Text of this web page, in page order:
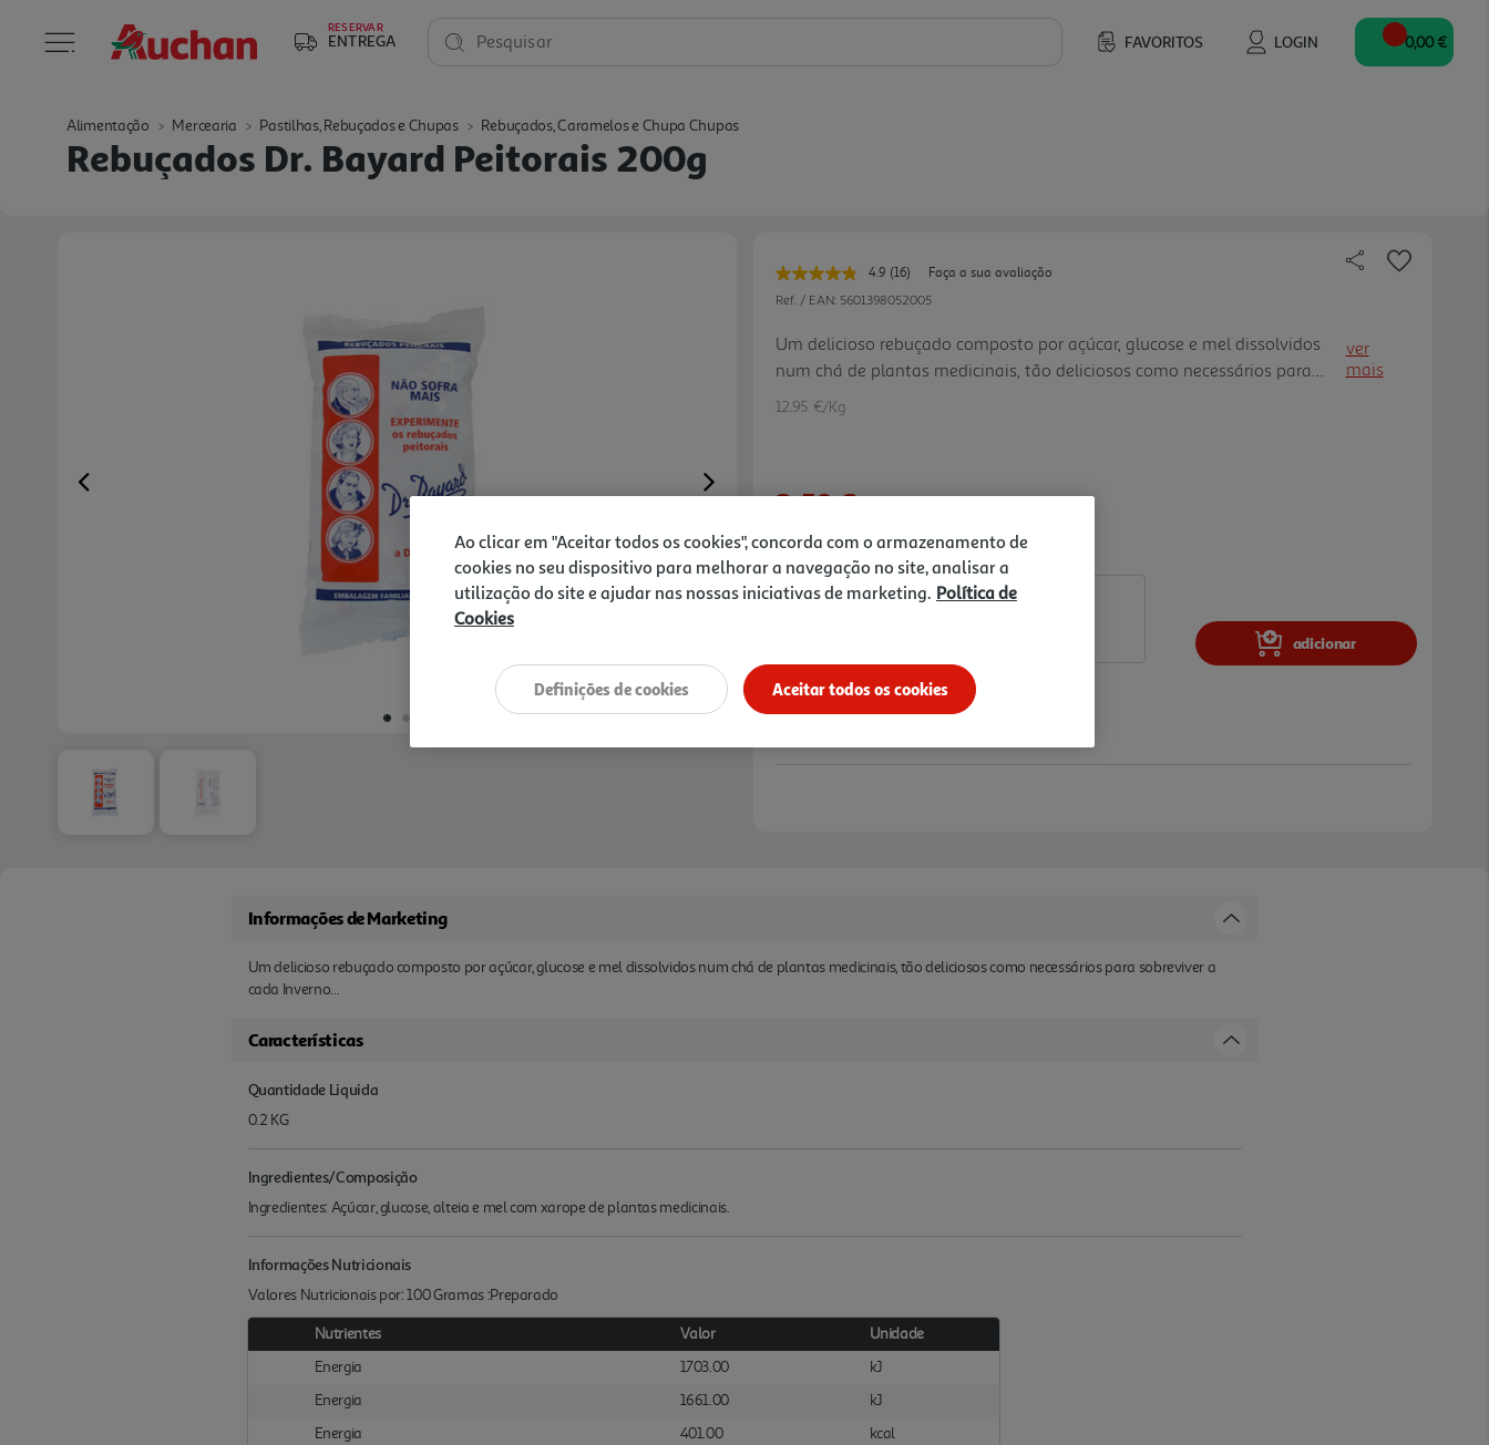
RESERVAR
ENTREGA FAVORITOS LOGIN
Pesquisar 0,00 €
Alimentação Mercearia Pastilhas, Rebuçados e Chupas Rebuçados, Caramelos e Chupa Chupas
Rebuçados Dr. Bayard Peitorais 200g
Previous Next
4.9 Leu
16
Link
para
a
(16)
Faça a sua avaliação
Ref. / EAN: 5601398052005
Um delicioso rebuçado composto por açúcar, glucose e mel dissolvidos
num chá de plantas medicinais, tão deliciosos como necessários para
sobreviver a cada Inverno...
ver
mais
12.95 €/Kg
2,59 €
Notas de preparação
adicionar
Informações de Marketing
Um delicioso rebuçado composto por açúcar, glucose e mel dissolvidos num chá de plantas medicinais, tão deliciosos como necessários para sobreviver a
cada Inverno...
Características
Quantidade Liquida
0.2 KG
Ingredientes/Composição
Ingredientes: Açúcar, glucose, alteia e mel com xarope de plantas medicinais.
Informações Nutricionais
Valores Nutricionais por: 100 Gramas :Preparado
Nutrientes Valor
Unidade
Energia
1703.00
kJ
Energia
1661.00
kJ
Energia
401.00
kcal
Ao clicar em "Aceitar todos os cookies", concorda com o armazenamento de
cookies no seu dispositivo para melhorar a navegação no site, analisar a
utilização do site e ajudar nas nossas iniciativas de marketing. Política de
Cookies
Aceitar todos os cookies
Definições de cookies